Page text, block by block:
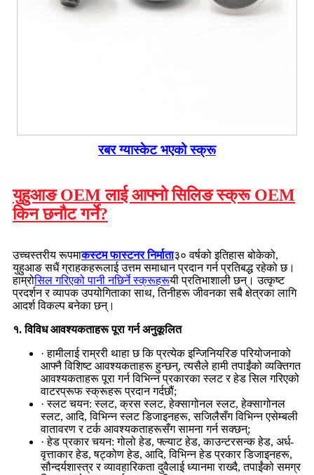
रबर ग्यास्केट भएको स्क्रू
युहुआङ OEM लाई आफ्नो सिलिङ स्क्रू OEM
किन छनौट गर्ने?
उच्चस्तरीय रूपमाकस्टम फास्टनर निर्माता३० वर्षको इतिहास बोकेको,
युहुआङ सधैं ग्राहकहरूलाई उत्तम समाधान प्रदान गर्न प्रतिबद्ध रहेको छ।
हाम्रोसिल गरिएको पानी नछिर्ने स्क्रूहरूयी प्रतिभाशाली छन्। उत्कृष्ट
प्रदर्शन र व्यापक उपयोगिताका साथ, तिनीहरू जीवनका सबै क्षेत्रका लागि
आदर्श विकल्प बनेका छन्।
१. विविध आवश्यकताहरू पूरा गर्न अनुकूलित
· हामीलाई राम्ररी थाहा छ कि प्रत्येक इन्जिनियरिङ परियोजनाको
आफ्नै विशिष्ट आवश्यकताहरू हुन्छन्, त्यसैले हामी तपाईंको व्यक्तिगत
आवश्यकताहरू पूरा गर्न विभिन्न प्रकारका स्लट र हेड सिल गरिएको
वाटरप्रूफ स्क्रूहरू प्रदान गर्दछौं;
· स्लट चयन: स्लट, क्रस स्लट, हेक्सागोनल स्लट, हेक्सागोनल
स्लट, आदि, विभिन्न स्लट डिजाइनहरू, सजिलैसँग विभिन्न एसेम्बली
वातावरण र टर्क आवश्यकताहरूसँग सामना गर्न सक्छन्;
· हेड प्रकार चयन: गोलो हेड, फ्ल्याट हेड, काउन्टरसन्क हेड, अर्ध-
वृत्ताकार हेड, षट्कोण हेड, आदि, विभिन्न हेड प्रकार डिजाइनहरू,
सौन्दर्यशास्त्र र व्यावहारिकता दुवैलाई ध्यानमा राख्दै, तपाईंको समग्र